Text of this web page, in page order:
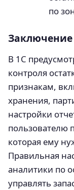
по
Заключение
В 1С
контроля
признакам,
хранения,
настройки
пользователю
которая ему
Правильная
аналитики по
управлять